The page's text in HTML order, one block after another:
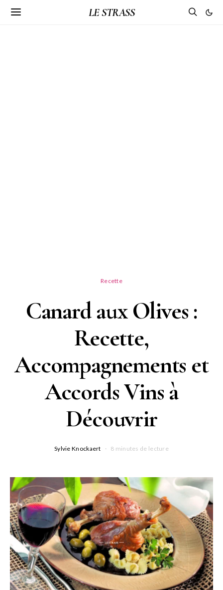
LE STRASS
Recette
Canard aux Olives :
Recette,
Accompagnements et
Accords Vins à
Découvrir
Sylvie Knockaert 8 minutes de lecture